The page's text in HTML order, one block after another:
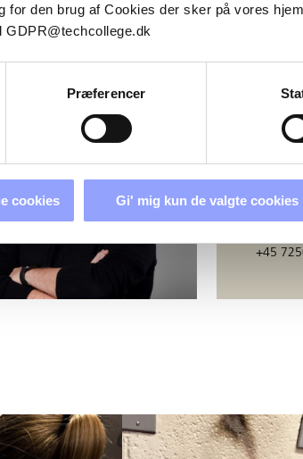
for den brug af Cookies der sker på vores
Præferencer
cookies Gi' mig kun de valgte cookies
+45